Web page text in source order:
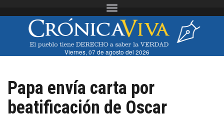
Toggle navigation
Viernes, 07 de agosto del 2026
Papa envía carta por
beatificación de Oscar